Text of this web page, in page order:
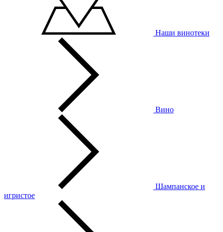
Наши винотеки
Вино
Шампанское и
игристое